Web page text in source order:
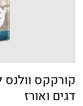
קורקקס וולנס
דגים ואורז